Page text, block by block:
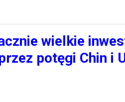
wielkie
potęgi Chin i